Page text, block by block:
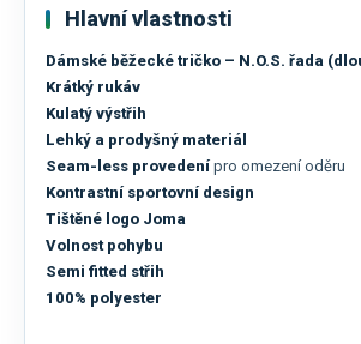
Hlavní vlastnosti
Dámské běžecké tričko – N.O.S. řada
Krátký rukáv
Kulatý výstřih
Lehký a prodyšný materiál
Seam-less provedení pro omezení oděru
Kontrastní sportovní design
Tištěné logo Joma
Volnost pohybu
Semi fitted střih
100% polyester